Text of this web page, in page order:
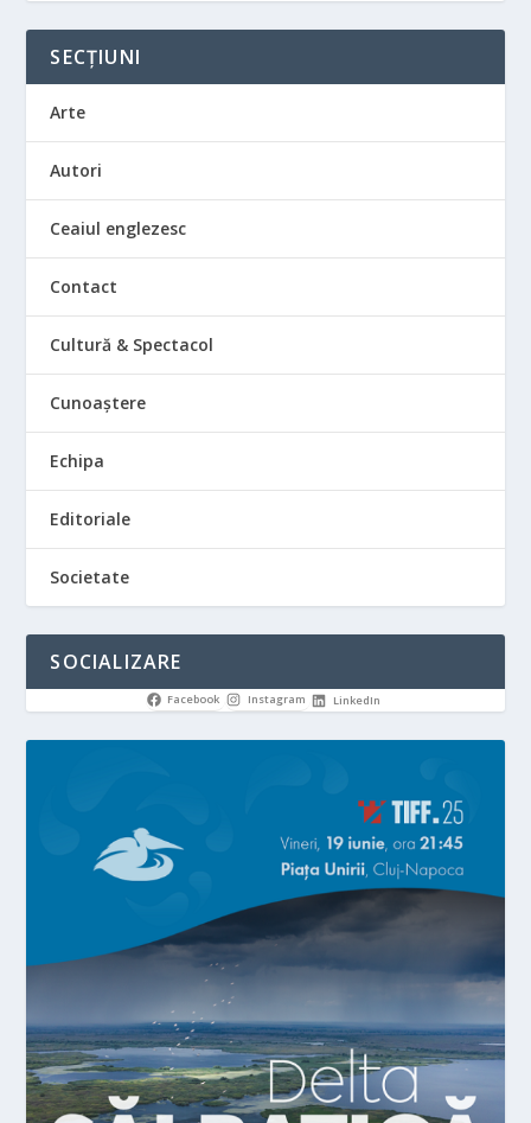
SECȚIUNI
Arte
Autori
Ceaiul englezesc
Contact
Cultură & Spectacol
Cunoaștere
Echipa
Editoriale
Societate
SOCIALIZARE
Facebook Instagram LinkedIn